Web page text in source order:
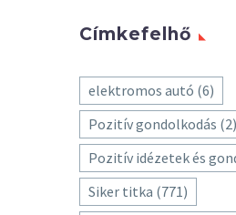
Címkefelhő
elektromos autó (6)
Pozitív gondolkodás (2)
Pozitív idézetek és
Siker titka (771)